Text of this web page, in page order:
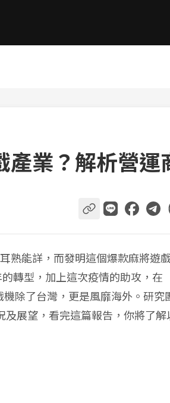
產業？解析營運
熟能詳，而發明這個爆款麻將遊
的轉型，加上這次疫情的助攻，在
除了台灣，更是風靡海外。研究
及展望，看完這篇報告，你將了解